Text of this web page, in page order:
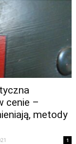
cenie –
metody
1